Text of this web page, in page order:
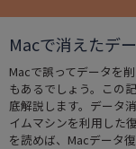
Macで消えたデ
Macで誤ってデータを
もあるでしょう。この
底解説します。データ
イムマシンを利用した
を読めば、Macデータ